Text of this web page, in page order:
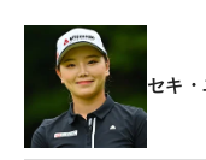
セキ